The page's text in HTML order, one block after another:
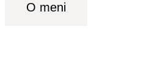
O meni